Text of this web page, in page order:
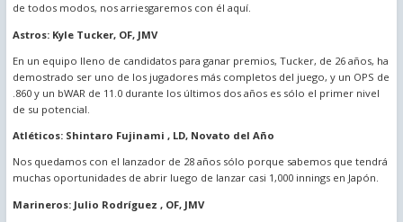
de todos modos, nos arriesgaremos con él aquí.
Astros: Kyle Tucker, OF, JMV
En un equipo lleno de candidatos para ganar premios, Tucker, de 26 años, ha
demostrado ser uno de los jugadores más completos del juego, y un OPS de
.860 y un bWAR de 11.0 durante los últimos dos años es sólo el primer nivel
de su potencial.
Atléticos: Shintaro Fujinami , LD, Novato del Año
Nos quedamos con el lanzador de 28 años sólo porque sabemos que tendrá
muchas oportunidades de abrir luego de lanzar casi 1,000 innings en Japón.
Marineros: Julio Rodríguez , OF, JMV